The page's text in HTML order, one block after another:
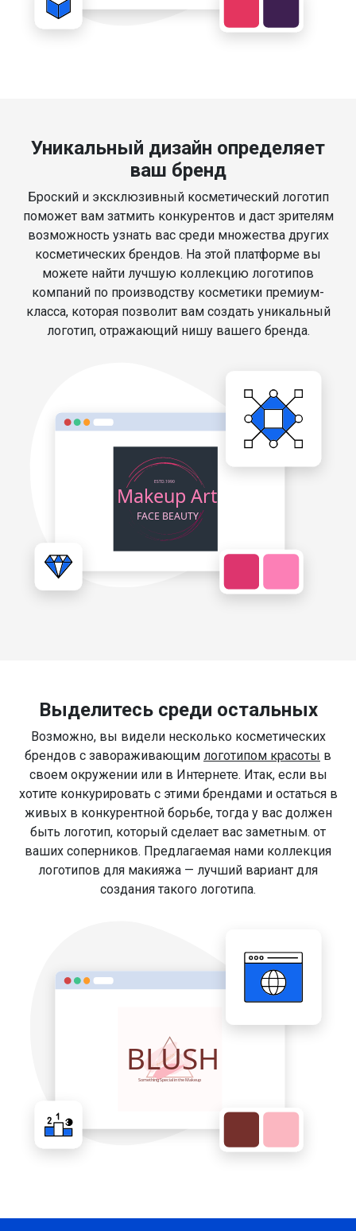
Уникальный дизайн определяет
ваш бренд
Броский и эксклюзивный косметический логотип
поможет вам затмить конкурентов и даст зрителям
возможность узнать вас среди множества других
косметических брендов. На этой платформе вы
можете найти лучшую коллекцию логотипов
компаний по производству косметики премиум-
класса, которая позволит вам создать уникальный
логотип, отражающий нишу вашего бренда.
Выделитесь среди остальных
Возможно, вы видели несколько косметических
брендов с завораживающим логотипом красоты в
своем окружении или в Интернете. Итак, если вы
хотите конкурировать с этими брендами и остаться в
живых в конкурентной борьбе, тогда у вас должен
быть логотип, который сделает вас заметным. от
ваших соперников. Предлагаемая нами коллекция
логотипов для макияжа — лучший вариант для
создания такого логотипа.